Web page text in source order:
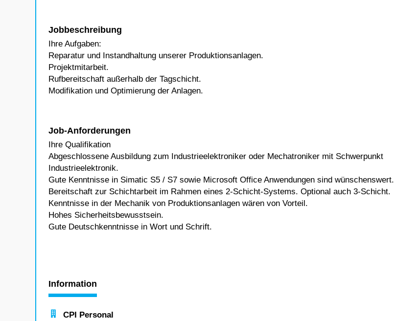
Jobbeschreibung
Ihre Aufgaben:
Reparatur und Instandhaltung unserer Produktionsanlagen.
Projektmitarbeit.
Rufbereitschaft außerhalb der Tagschicht.
Modifikation und Optimierung der Anlagen.
Job-Anforderungen
Ihre Qualifikation
Abgeschlossene Ausbildung zum Industrieelektroniker oder Mechatroniker mit Schwerpunkt
Industrieelektronik.
Gute Kenntnisse in Simatic S5 / S7 sowie Microsoft Office Anwendungen sind wünschenswert.
Bereitschaft zur Schichtarbeit im Rahmen eines 2-Schicht-Systems. Optional auch 3-Schicht.
Kenntnisse in der Mechanik von Produktionsanlagen wären von Vorteil.
Hohes Sicherheitsbewusstsein.
Gute Deutschkenntnisse in Wort und Schrift.
Information
CPI Personal